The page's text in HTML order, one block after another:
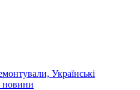
Українські
новини